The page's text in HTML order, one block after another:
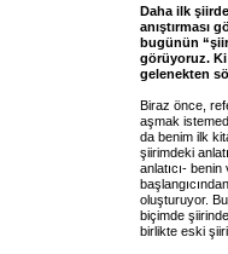
Daha ilk
anıştırması
bugünün “şiir
görüyoruz. Ki
gelenekten
Biraz önce,
aşmak
da benim ilk
şiirimdeki
anlatıcı-
oluşturuyor. Bu
biçimde
birlikte eski